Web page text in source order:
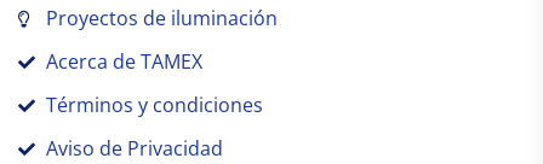
Proyectos de iluminación
Acerca de TAMEX
Términos y condiciones
Aviso de Privacidad